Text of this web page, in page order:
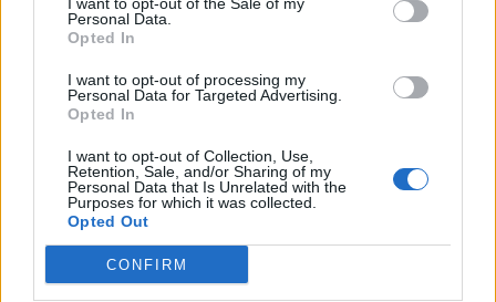
Personal Data.
Opted In
I want to opt-out of processing my
Personal Data for Targeted Advertising.
Opted In
I want to opt-out of Collection, Use,
Retention, Sale, and/or Sharing of my
Personal Data that Is Unrelated with the
Purposes for which it was collected.
Opted Out
CONFIRM
ΔΙΑΒΑΣΤΕ ΑΚΟΜΑ
φυσιολογικές τιμές ανά ηλικία